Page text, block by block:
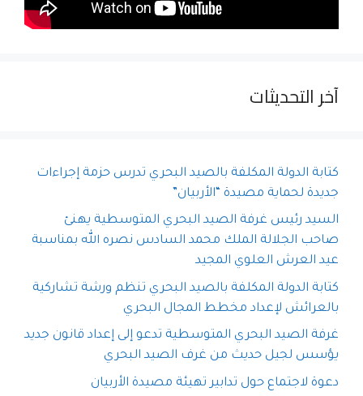
آخر التحديثات
كتابة الدولة المكلفة بالصيد البحري تدرس حزمة إجراءات
جديدة لحماية مصيدة “الأربيان”
السيد رئيس غرفة الصيد البحري المتوسطية يهنئ
صاحب الجلالة الملك محمد السادس نصره الله بمناسبة
عيد العرش العلوي المجيد
كتابة الدولة المكلفة بالصيد البحري تنظم ورشة تشاركية
بالعرائش لإعداد مخطط المجال البحري
غرفة الصيد البحري المتوسطية تدعو إلى إعداد قانون جديد
يؤسس لجيل حديث من غرف الصيد البحري
دعوة لاجتماع حول تدابير تهيئة مصيدة الأربيان